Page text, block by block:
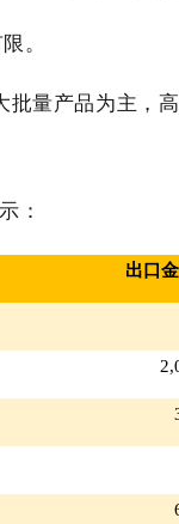
。
量产品为主，
：
出口